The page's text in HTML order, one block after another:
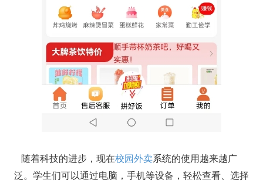
随着科技的进步，现在校园外卖系统的使用越来越广
泛。学生们可以通过电脑，手机等设备，轻松查看、选择